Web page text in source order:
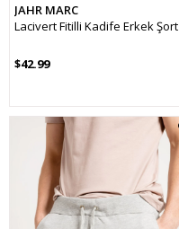
JAHR MARC
Lacivert Fitilli Kadife Erkek Şort
$42.99